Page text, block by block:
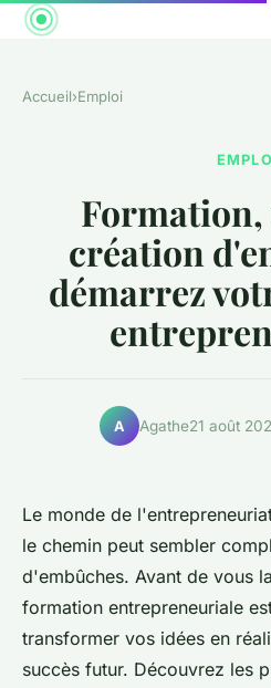
Accueil›Emploi
création
démarrez
A Agathe21 août
Le monde de
le chemin peut sembler
d'embûches. Avant de vous
formation entrepreneuriale
transformer vos idées en
succès futur. Découvrez les